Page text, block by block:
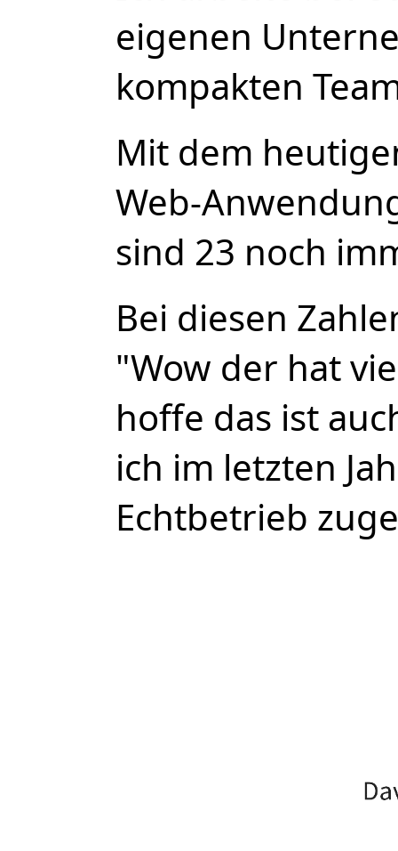
eigenen
kompakten
Mit dem
Web-
sind 23 noch
Bei diesen
"Wow der hat
hoffe das ist
ich im letzten
Echtbetrieb